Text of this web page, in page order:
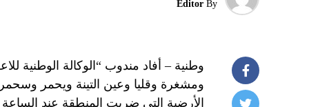
By
Editor
وطنية – أفاد مندوب “الوكالة الوطنية
ومشغرة وقليا وعين التينة ويحمر